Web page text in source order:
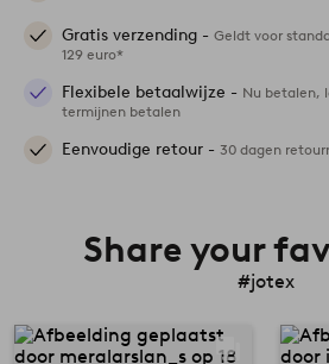
Gratis verzending - Geldt voor
129 euro*
Flexibele betaalwijze - Nu betalen,
termijnen betalen
Eenvoudige retour - 30 dagen
Share your
#jotex